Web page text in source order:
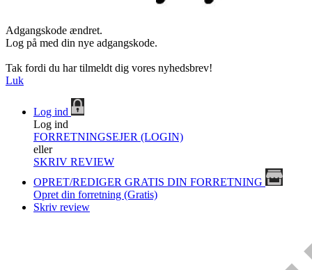
Adgangskode ændret.
Log på med din nye adgangskode.
Tak fordi du har tilmeldt dig vores nyhedsbrev!
Luk
Log ind
Log ind
FORRETNINGSEJER (LOGIN)
eller
SKRIV REVIEW
OPRET/REDIGER GRATIS DIN FORRETNING
Opret din forretning (Gratis)
Skriv review